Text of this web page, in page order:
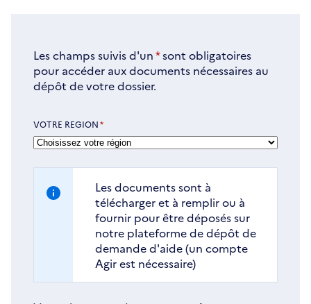
Les champs suivis d'un*sont obligatoires
pour accéder aux documents nécessaires au
dépôt de votre dossier.
VOTRE REGION*
Les documents sont à
télécharger et à remplir ou à
fournir pour être déposés sur
notre plateforme de dépôt de
demande d'aide (un compte
Agir est nécessaire)